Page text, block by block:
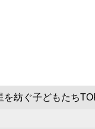
を紡ぐ子どもたち